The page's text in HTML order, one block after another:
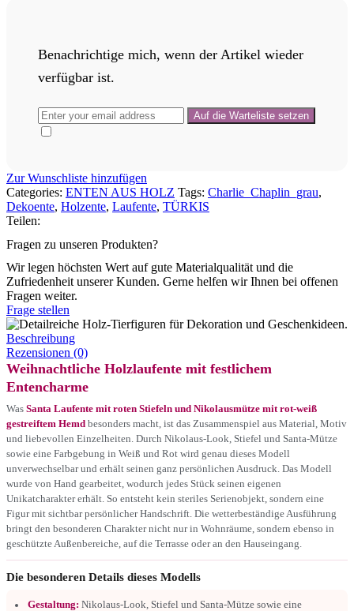
Benachrichtige mich, wenn der Artikel wieder
verfügbar ist.
Zur Wunschliste hinzufügen
Categories: ENTEN AUS HOLZ Tags: Charlie_Chaplin_grau,
Dekoente, Holzente, Laufente, TÜRKIS
Teilen:
Fragen zu unseren Produkten?
Wir legen höchsten Wert auf gute Materialqualität und die
Zufriedenheit unserer Kunden. Gerne helfen wir Ihnen bei offenen
Fragen weiter.
Frage stellen
Beschreibung
Rezensionen (0)
Weihnachtliche Holzlaufente mit festlichem
Entencharme
Was Santa Laufente mit roten Stiefeln und Nikolausmütze mit rot-weiß
gestreiftem Hemd besonders macht, ist das Zusammenspiel aus Material, Motiv
und liebevollen Einzelheiten. Durch Nikolaus-Look, Stiefel und Santa-Mütze
sowie eine Farbgebung in Weiß und Rot wird genau dieses Modell
unverwechselbar und erhält seinen ganz persönlichen Ausdruck. Das Modell
wurde von Hand gearbeitet, wodurch jedes Stück seinen eigenen
Unikatcharakter erhält. So entsteht kein steriles Serienobjekt, sondern eine
Figur mit sichtbar persönlicher Handschrift. Die wetterbeständige Ausführung
bringt den besonderen Charakter nicht nur in Wohnräume, sondern ebenso in
geschützte Außenbereiche, auf die Terrasse oder an den Hauseingang.
Die besonderen Details dieses Modells
Gestaltung: Nikolaus-Look, Stiefel und Santa-Mütze sowie eine